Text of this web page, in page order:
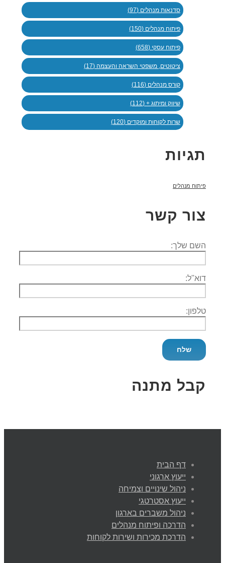
סדנאות מנהלים (97)
פיתוח מנהלים (150)
פיתוח עסקי (658)
ציטוטים, משפטי השראה והעצמה (17)
קורס מנהלים (116)
שיווק ומיתוג + (112)
שרות לקוחות ומוקדים (120)
תגיות
פיתוח מנהלים
צור קשר
השם שלך:
דוא''ל:
טלפון:
קבל מתנה
דף הבית
ייעוץ ארגוני
ניהול שינויים וצמיחה
ייעוץ אסטרטגי
ניהול משברים בארגון
הדרכה ופיתוח מנהלים
הדרכת מכירות ושירות לקוחות